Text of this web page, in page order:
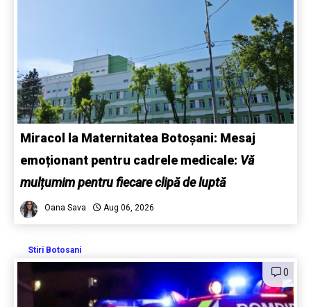
Miracol la Maternitatea Botoșani: Mesaj
emoționant pentru cadrele medicale: Vă
mulțumim pentru fiecare clipă de luptă
Oana Sava Aug 06, 2026
Stiri Botosani
0